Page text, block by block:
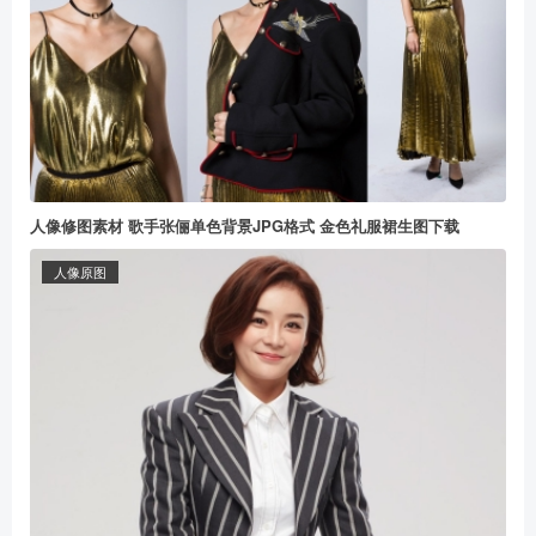
人像修图素材 歌手张俪单色背景JPG格式 金色礼服裙生图下载
人像原图